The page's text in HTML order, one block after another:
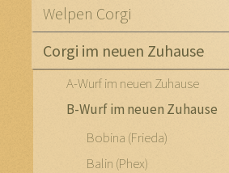
Welpen Corgi
Corgi im neuen Zuhause
A-Wurf im neuen Zuhause
B-Wurf im neuen Zuhause
Bobina (Frieda)
Balin (Phex)